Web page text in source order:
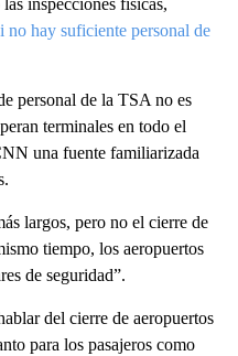
inspecciones físicas,
no hay suficiente personal de
personal de la TSA no es
terminales en todo el
una fuente familiarizada
largos, pero no el cierre de
tiempo, los aeropuertos
de seguridad”.
del cierre de aeropuertos
para los pasajeros como